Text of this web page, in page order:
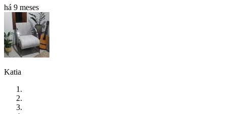
há 9 meses
Katia